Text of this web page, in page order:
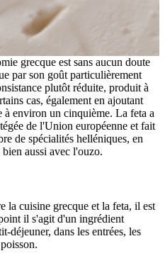
grecque est sans aucun doute
par son goût particulièrement
plutôt réduite, produit à
cas, également en ajoutant
à environ un cinquième. La feta a
de l'Union européenne et fait
de spécialités helléniques, en
aussi avec l'ouzo.
la cuisine grecque et la feta, il est
il s'agit d'un ingrédient
déjeuner, dans les entrées, les